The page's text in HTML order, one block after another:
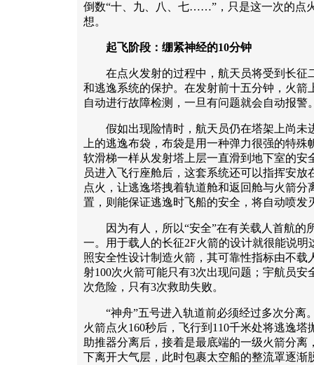
倒数“十、九、八、七……”，只是这一次的点
想。
起飞阶段：绷紧神经的10分钟
在点火发射的过程中，航天员将受到长征
和逃逸系统的保护。在发射前十五分钟，火箭
自动进行故障检测，一旦有问题就会自动报警
假如出现险情时，航天员仍在塔架上尚未
上的逃逸布袋，布袋是用一种弹力很强的特
软滑梯一样从发射塔上层一直滑到地下室的安
员进入飞行座舱后，这套系统还可以指挥安放
点火，让逃逸塔拽着轨道舱和返回舱与火箭分
置，则能保证逃逸时飞船的安全，将自动喷发
因为有人，所以“安全”在有关载人首航的
一。用于载人的长征2F火箭的设计就很能说
照安全性设计制造火箭，其可靠性指标由不载
射100次火箭可能只有3次出现问题；宇航员安
次危险，只有3次救助失败。
“神舟”五号进入轨道前必须经过多次分离
火箭点火160秒后，飞行到110千米处将逃逸
助推器分离后，接着是最底端的一级火箭分离
下离开大气层，此时包裹太空船的整流罩逐渐